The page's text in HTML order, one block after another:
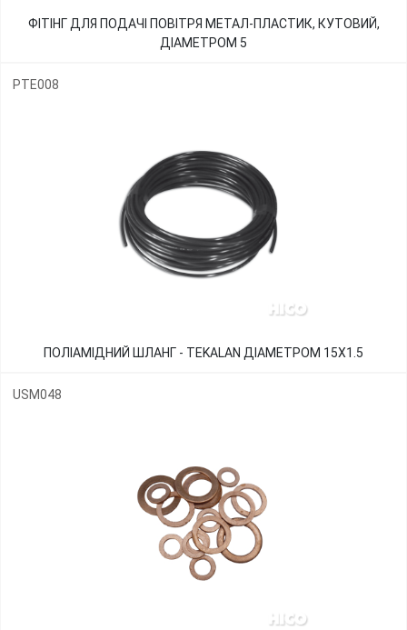
ФІТІНГ ДЛЯ ПОДАЧІ ПОВІТРЯ МЕТАЛ-ПЛАСТИК, КУТОВИЙ,
ДІАМЕТРОМ 5
PTE008
ПОЛІАМІДНИЙ ШЛАНГ - TEKALAN ДІАМЕТРОМ 15Х1.5
USM048